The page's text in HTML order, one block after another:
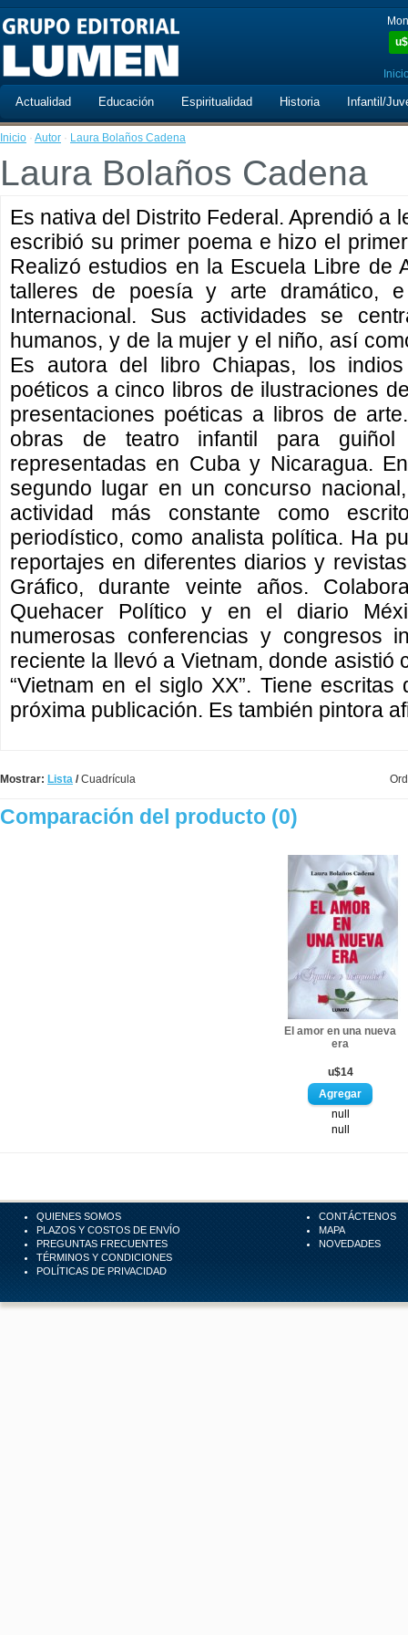
u$
Actualidad Educación Espiritualidad Historia Infantil/
Inicio · Autor · Laura Bolaños Cadena
Laura Bolaños Cadena
Es nativa del Distrito Federal. Aprendió a
escribió su primer poema e hizo el
Realizó estudios en la Escuela Libre de
talleres de poesía y arte dramático,
Internacional. Sus actividades se
humanos, y de la mujer y el niño, así
Es autora del libro Chiapas, los
poéticos a cinco libros de ilustraciones
presentaciones poéticas a libros de
obras de teatro infantil para
representadas en Cuba y Nicaragua.
segundo lugar en un concurso
actividad más constante como
periodístico, como analista política. Ha
reportajes en diferentes diarios y
Gráfico, durante veinte años.
Quehacer Político y en el diario
numerosas conferencias y congresos
reciente la llevó a Vietnam, donde asistió
“Vietnam en el siglo XX”. Tiene
próxima publicación. Es también pintora
Mostrar: Lista /Cuadrícula
Comparación del producto (0)
El amor en una nueva
era
u$14
null
null
QUIENES SOMOS
PLAZOS Y COSTOS DE ENVÍO
PREGUNTAS FRECUENTES
TÉRMINOS Y CONDICIONES
POLÍTICAS DE PRIVACIDAD
CONTÁCTENOS
MAPA
NOVEDADES